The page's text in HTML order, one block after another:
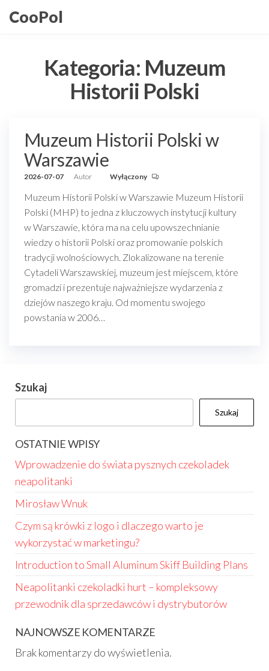
doCooPol
Kategoria: Muzeum
Historii Polski
Muzeum Historii Polski w
Warszawie
2026-07-07 Autor Wyłączony
Muzeum Historii Polski w Warszawie Muzeum Historii
Polski (MHP) to jedna z kluczowych instytucji kultury
w Warszawie, która ma na celu upowszechnianie
wiedzy o historii Polski oraz promowanie polskich
tradycji wolnościowych. Zlokalizowane na terenie
Cytadeli Warszawskiej, muzeum jest miejscem, które
gromadzi i prezentuje najważniejsze wydarzenia z
dziejów naszego kraju. Od momentu swojego
powstania w 2006…
Szukaj
Szukaj
OSTATNIE WPISY
Wprowadzenie do świata pysznych czekoladek
neapolitanki
Mirosław Wnuk
Czym są krówki z logo i dlaczego warto je
wykorzystać w marketingu?
Introduction to Small Aluminum Skiff Building Plans
Neapolitanki czekoladki hurt – kompleksowy
przewodnik dla sprzedawców i dystrybutorów
NAJNOWSZE KOMENTARZE
Brak komentarzy do wyświetlenia.